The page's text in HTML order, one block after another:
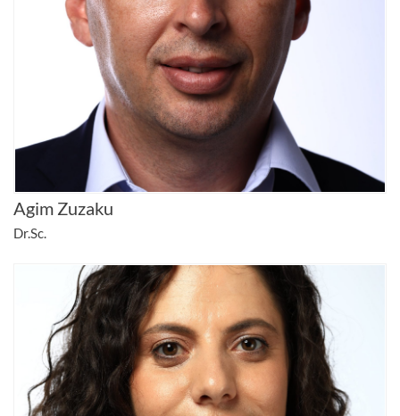
Agim Zuzaku
Dr.Sc.